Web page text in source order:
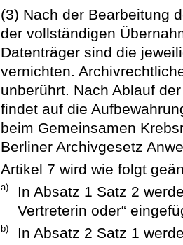
(3) Nach der Bearbeitung
der vollständigen
Datenträger sind die
vernichten.
unberührt. Nach Ablauf
findet auf die
beim Gemeinsamen
Berliner Archivgesetz
Artikel 7 wird wie folgt
a)
In Absatz 1 Satz 2
Vertreterin oder“
b)
In Absatz 2 Satz 1